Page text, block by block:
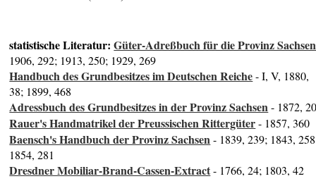
statistische Literatur:Güter-Adreßbuch für die Provinz Sachsen
1906, 292; 1913, 250; 1929, 269
Handbuch des Grundbesitzes im Deutschen Reiche- I, V, 1880,
38; 1899, 468
Adressbuch des Grundbesitzes in der Provinz Sachsen- 1872,
Rauer's Handmatrikel der Preussischen Rittergüter- 1857, 360
Baensch's Handbuch der Provinz Sachsen- 1839, 239; 1843,
1854, 281
Dresdner Mobiliar-Brand-Cassen-Extract- 1766, 24; 1803, 42